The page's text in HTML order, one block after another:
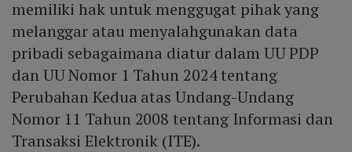
memiliki hak untuk menggugat pihak yang
melanggar atau menyalahgunakan data
pribadi sebagaimana diatur dalam UU PDP
dan UU Nomor 1 Tahun 2024 tentang
Perubahan Kedua atas Undang-Undang
Nomor 11 Tahun 2008 tentang Informasi dan
Transaksi Elektronik (ITE).